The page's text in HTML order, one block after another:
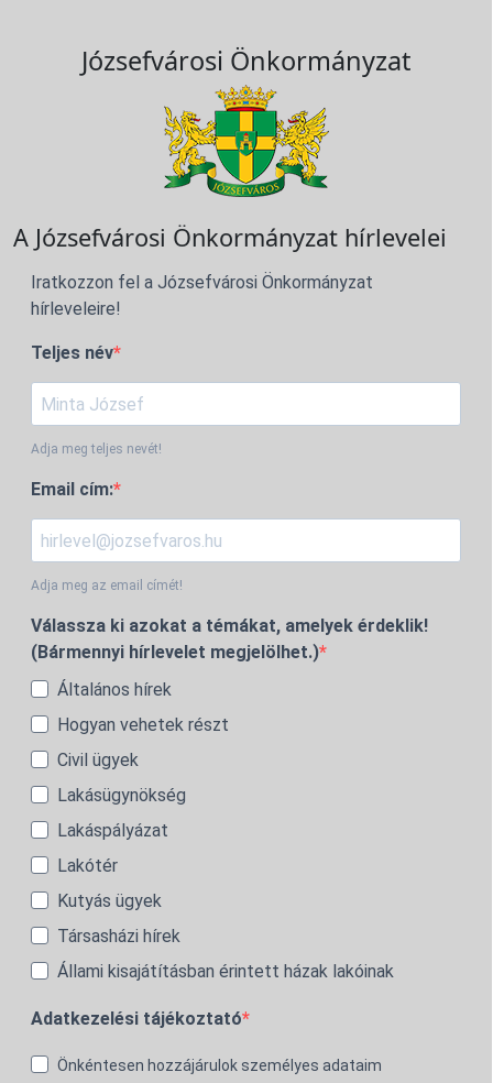
Józsefvárosi Önkormányzat
A Józsefvárosi Önkormányzat hírlevelei
Iratkozzon fel a Józsefvárosi Önkormányzat
hírleveleire!
Teljes név
Adja meg teljes nevét!
Email cím:
Adja meg az email címét!
Válassza ki azokat a témákat, amelyek érdeklik!
(Bármennyi hírlevelet megjelölhet.)
Általános hírek
Hogyan vehetek részt
Civil ügyek
Lakásügynökség
Lakáspályázat
Lakótér
Kutyás ügyek
Társasházi hírek
Állami kisajátításban érintett házak lakóinak
Adatkezelési tájékoztató
Önkéntesen hozzájárulok személyes adataim